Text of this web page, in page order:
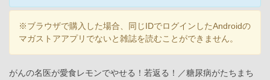
※ブラウザで購入した場合、同じIDでログインしたAndroidの
マガストアアプリでないと雑誌を読むことができません。
がんの名医が愛食レモンでやせる！若返る！／糖尿病がたちまち